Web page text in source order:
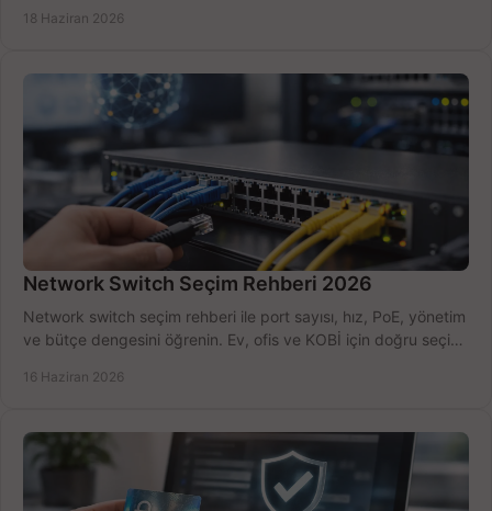
18 Haziran 2026
Network Switch Seçim Rehberi 2026
Network switch seçim rehberi ile port sayısı, hız, PoE, yönetim
ve bütçe dengesini öğrenin. Ev, ofis ve KOBİ için doğru seçimi
16 Haziran 2026